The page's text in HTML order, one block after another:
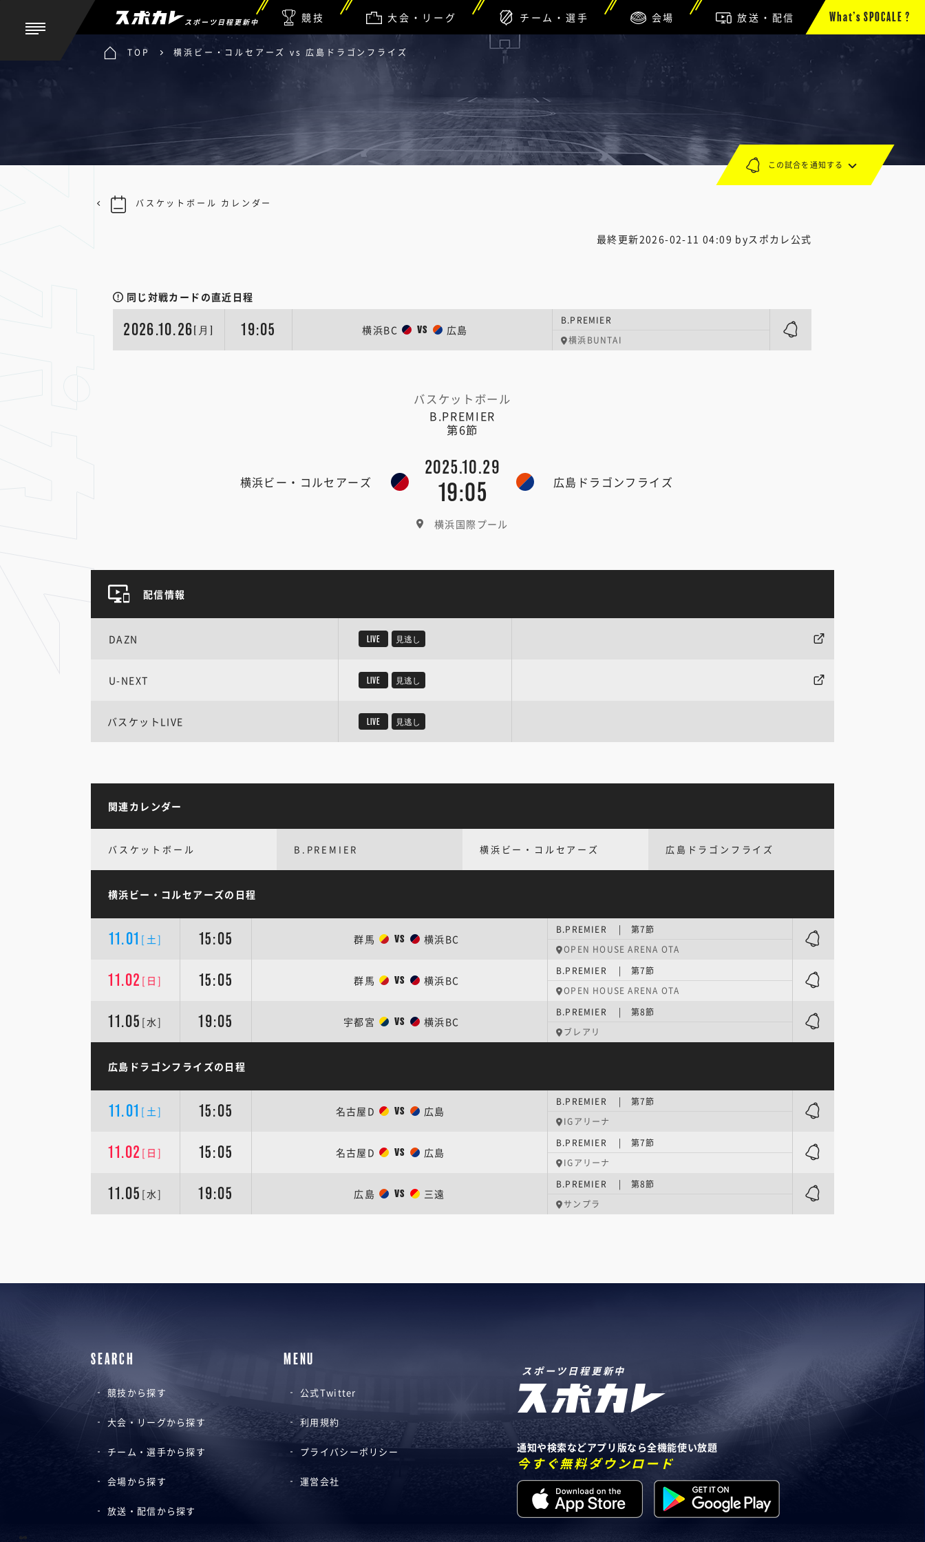
スポーツ日程更新中 競技 大会・リーグ チーム・選手 会場 放送・配信 What’s SPOCALE ?
TOP 横浜ビー・コルセアーズ vs 広島ドラゴンフライズ
最終更新2026-02-11 04:09 byスポカレ公式
同じ対戦カードの直近日程
2026.10.26[月] 19:05 横浜BC VS 広島
B.PREMIER
横浜BUNTAI
バスケットボール
B.PREMIER
第6節
横浜ビー・コルセアーズ
2025.10.29
19:05 広島ドラゴンフライズ
横浜国際プール
この試合を通知する
バスケットボール カレンダー
配信情報
DAZN LIVE 見逃し
U-NEXT LIVE 見逃し
バスケットLIVE LIVE 見逃し
関連カレンダー
バスケットボール B.PREMIER 横浜ビー・コルセアーズ 広島ドラゴンフライズ
横浜ビー・コルセアーズの日程
11.01 [土] 15:05 群馬 VS 横浜BC
B.PREMIER | 第7節
OPEN HOUSE ARENA OTA
11.02 [日] 15:05 群馬 VS 横浜BC
B.PREMIER | 第7節
OPEN HOUSE ARENA OTA
11.05 [水] 19:05 宇都宮 VS 横浜BC
B.PREMIER | 第8節
ブレアリ
広島ドラゴンフライズの日程
11.01 [土] 15:05 名古屋D VS 広島
B.PREMIER | 第7節
IGアリーナ
11.02 [日] 15:05 名古屋D VS 広島
B.PREMIER | 第7節
IGアリーナ
11.05 [水] 19:05 広島 VS 三遠
B.PREMIER | 第8節
サンプラ
SEARCH
競技から探す
大会・リーグから探す
チーム・選手から探す
会場から探す
放送・配信から探す
MENU
公式Twitter
利用規約
プライバシーポリシー
運営会社
スポーツ日程更新中
通知や検索などアプリ版なら全機能使い放題
今すぐ無料ダウンロード